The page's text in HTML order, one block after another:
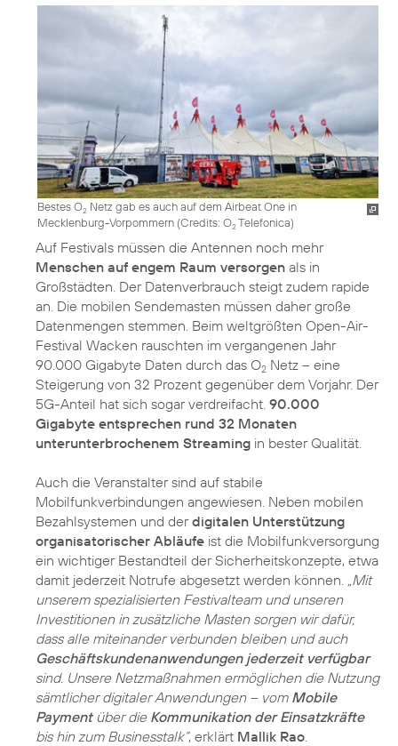
Bestes O2 Netz gab es auch auf dem Airbeat One in
Mecklenburg-Vorpommern (Credits: O2Telefonica)
Auf Festivals müssen die Antennen noch mehr
Menschen auf engem Raum versorgen als in
Großstädten. Der Datenverbrauch steigt zudem rapide
an. Die mobilen Sendemasten müssen daher große
Datenmengen stemmen. Beim weltgrößten Open-Air-
Festival Wacken rauschten im vergangenen Jahr
90.000 Gigabyte Daten durch das O2 Netz – eine
Steigerung von 32 Prozent gegenüber dem Vorjahr. Der
5G-Anteil hat sich sogar verdreifacht. 90.000
Gigabyte entsprechen rund 32 Monaten
unterunterbrochenem Streaming in bester Qualität.
Auch die Veranstalter sind auf stabile
Mobilfunkverbindungen angewiesen. Neben mobilen
Bezahlsystemen und derdigitalen Unterstützung
organisatorischer Abläufe ist die Mobilfunkversorgung
ein wichtiger Bestandteil der Sicherheitskonzepte, etwa
damit jederzeit Notrufe abgesetzt werden können.
„Mit
unserem spezialisierten Festivalteam und unseren
Investitionen in zusätzliche Masten sorgen wir dafür,
dass alle miteinander verbunden bleiben und auch
Geschäftskundenanwendungen jederzeit verfügbar
sind. Unsere Netzmaßnahmen ermöglichen die Nutzung
sämtlicher digitaler Anwendungen – vom Mobile
Paymentüber die Kommunikation der Einsatzkräfte
bis hin zum Businesstalk“, erklärt Mallik Rao